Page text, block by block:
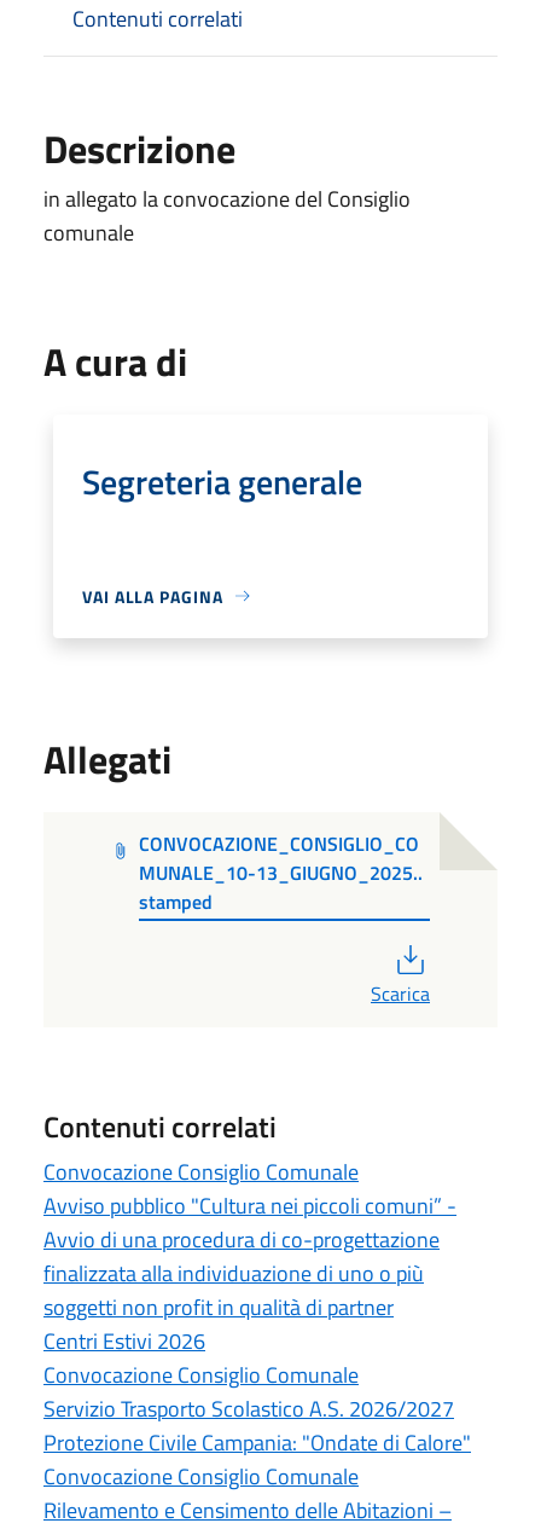
Contenuti correlati
Descrizione
in allegato la convocazione del Consiglio
comunale
A cura di
Segreteria generale
VAI ALLA PAGINA
Allegati
CONVOCAZIONE_CONSIGLIO_CO
MUNALE_10-13_GIUGNO_2025..
stamped
Scarica
Contenuti correlati
Convocazione Consiglio Comunale
Avviso pubblico "Cultura nei piccoli comuni” -
Avvio di una procedura di co-progettazione
finalizzata alla individuazione di uno o più
soggetti non profit in qualità di partner
Centri Estivi 2026
Convocazione Consiglio Comunale
Servizio Trasporto Scolastico A.S. 2026/2027
Protezione Civile Campania: "Ondate di Calore"
Convocazione Consiglio Comunale
Rilevamento e Censimento delle Abitazioni –